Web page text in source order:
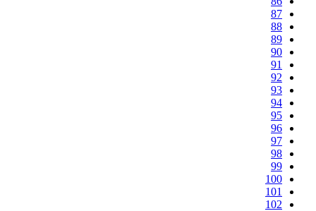
87
88
89
90
91
92
93
94
95
96
97
98
99
100
101
102